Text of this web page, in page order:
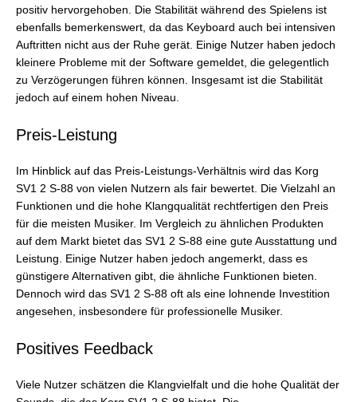
positiv hervorgehoben. Die Stabilität während des Spielens ist
ebenfalls bemerkenswert, da das Keyboard auch bei intensiven
Auftritten nicht aus der Ruhe gerät. Einige Nutzer haben jedoch
kleinere Probleme mit der Software gemeldet, die gelegentlich
zu Verzögerungen führen können. Insgesamt ist die Stabilität
jedoch auf einem hohen Niveau.
Preis-Leistung
Im Hinblick auf das Preis-Leistungs-Verhältnis wird das Korg
SV1 2 S-88 von vielen Nutzern als fair bewertet. Die Vielzahl an
Funktionen und die hohe Klangqualität rechtfertigen den Preis
für die meisten Musiker. Im Vergleich zu ähnlichen Produkten
auf dem Markt bietet das SV1 2 S-88 eine gute Ausstattung und
Leistung. Einige Nutzer haben jedoch angemerkt, dass es
günstigere Alternativen gibt, die ähnliche Funktionen bieten.
Dennoch wird das SV1 2 S-88 oft als eine lohnende Investition
angesehen, insbesondere für professionelle Musiker.
Positives Feedback
Viele Nutzer schätzen die Klangvielfalt und die hohe Qualität der